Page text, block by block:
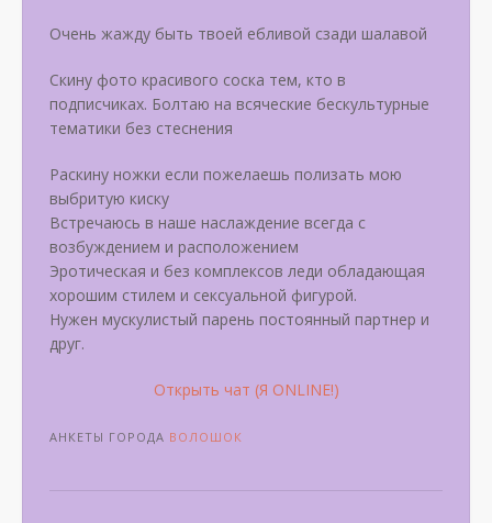
Очень жажду быть твоей ебливой сзади шалавой
Скину фото красивого соска тем, кто в
подписчиках. Болтаю на всяческие бескультурные
тематики без стеснения
Раскину ножки если пожелаешь полизать мою
выбритую киску
Встречаюсь в наше наслаждение всегда с
возбуждением и расположением
Эротическая и без комплексов леди обладающая
хорошим стилем и сексуальной фигурой.
Нужен мускулистый парень постоянный партнер и
друг.
Открыть чат (Я ONLINE!)
АНКЕТЫ ГОРОДА ВОЛОШОК